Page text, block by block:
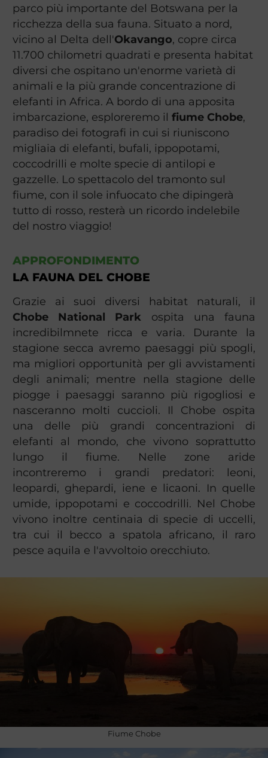
parco più importante del Botswana per la
ricchezza della sua fauna. Situato a nord,
vicino al Delta dell'Okavango, copre circa
11.700 chilometri quadrati e presenta habitat
diversi che ospitano un'enorme varietà di
animali e la più grande concentrazione di
elefanti in Africa. A bordo di una apposita
imbarcazione, esploreremo il fiume Chobe,
paradiso dei fotografi in cui si riuniscono
migliaia di elefanti, bufali, ippopotami,
coccodrilli e molte specie di antilopi e
gazzelle. Lo spettacolo del tramonto sul
fiume, con il sole infuocato che dipingerà
tutto di rosso, resterà un ricordo indelebile
del nostro viaggio!
APPROFONDIMENTO
LA FAUNA DEL CHOBE
Grazie ai suoi diversi habitat naturali, il
Chobe National Park ospita una fauna
incredibilmnete ricca e varia. Durante la
stagione secca avremo paesaggi più spogli,
ma migliori opportunità per gli avvistamenti
degli animali; mentre nella stagione delle
piogge i paesaggi saranno più rigogliosi e
nasceranno molti cuccioli. Il Chobe ospita
una delle più grandi concentrazioni di
elefanti al mondo, che vivono soprattutto
lungo il fiume. Nelle zone aride
incontreremo i grandi predatori: leoni,
leopardi, ghepardi, iene e licaoni. In quelle
umide, ippopotami e coccodrilli. Nel Chobe
vivono inoltre centinaia di specie di uccelli,
tra cui il becco a spatola africano, il raro
pesce aquila e l'avvoltoio orecchiuto.
Fiume Chobe